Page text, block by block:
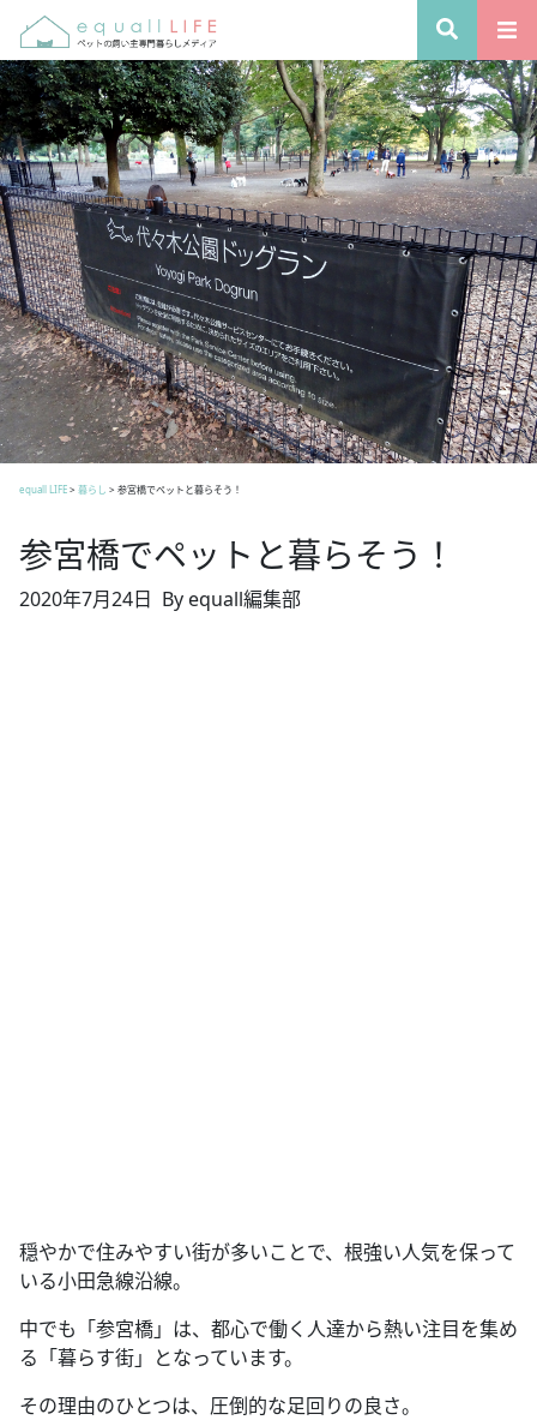
equall LIFE> 暮らし > 参宮橋でペットと暮らそう！
参宮橋でペットと暮らそう！
2020年7月24日 By equall編集部
穏やかで住みやすい街が多いことで、根強い人気を保って
いる小田急線沿線。
中でも「参宮橋」は、都心で働く人達から熱い注目を集め
る「暮らす街」となっています。
その理由のひとつは、圧倒的な足回りの良さ。